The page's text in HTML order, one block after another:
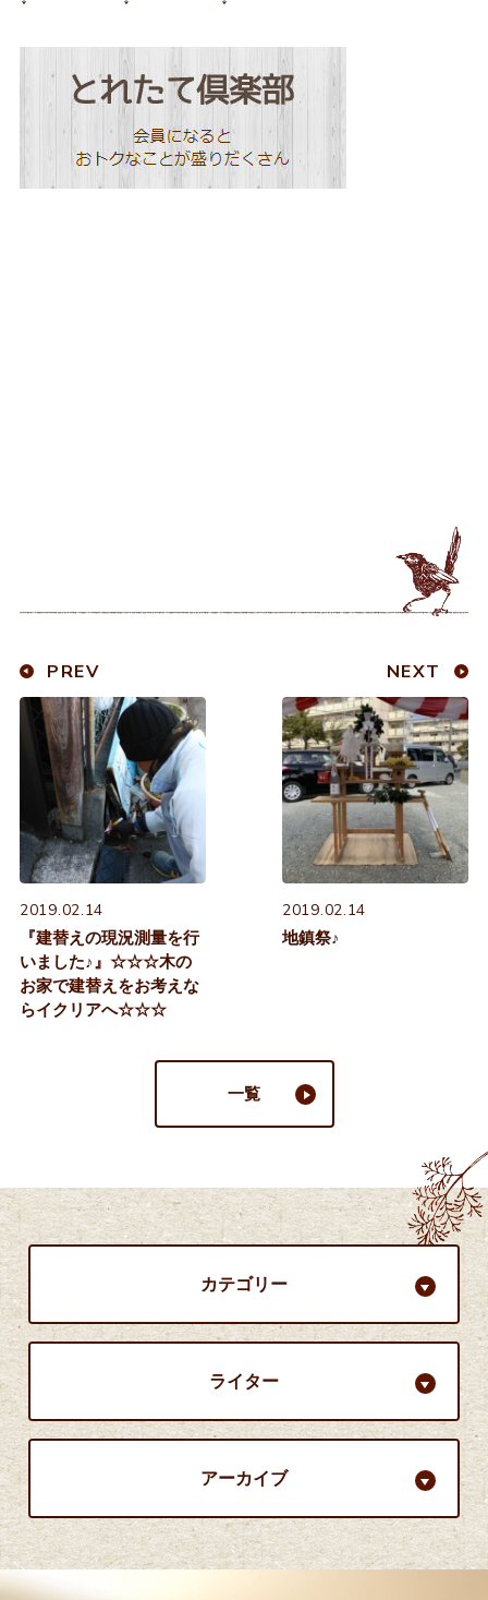
PREV
2019.02.14
『建替えの現況測量を行
いました♪』☆☆☆木の
お家で建替えをお考えな
らイクリアへ☆☆☆
NEXT
2019.02.14
地鎮祭♪
一覧
カテゴリー
ライター
アーカイブ